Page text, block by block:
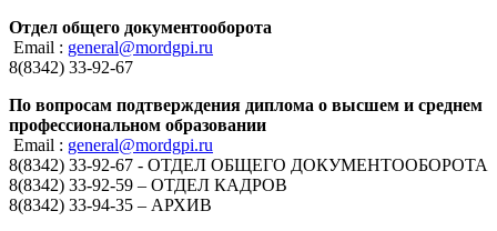
Отдел общего документооборота
Email : general@mordgpi.ru
8(8342) 33-92-67
По вопросам подтверждения диплома о высшем и среднем
профессиональном образовании
Email : general@mordgpi.ru
8(8342) 33-92-67 - ОТДЕЛ ОБЩЕГО ДОКУМЕНТООБОРОТА
8(8342) 33-92-59 – ОТДЕЛ КАДРОВ
8(8342) 33-94-35 – АРХИВ